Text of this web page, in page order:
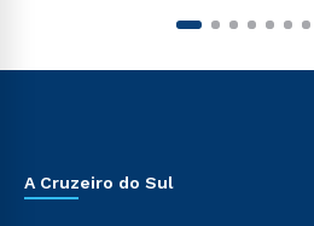
A Cruzeiro do Sul